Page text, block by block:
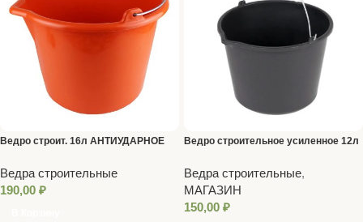
Ведро строит. 16л АНТИУДАРНОЕ
Ведра строительные
190,00 ₽
Ведро строительное усиленное 12л
Ведра строительные,
МАГАЗИН
150,00 ₽